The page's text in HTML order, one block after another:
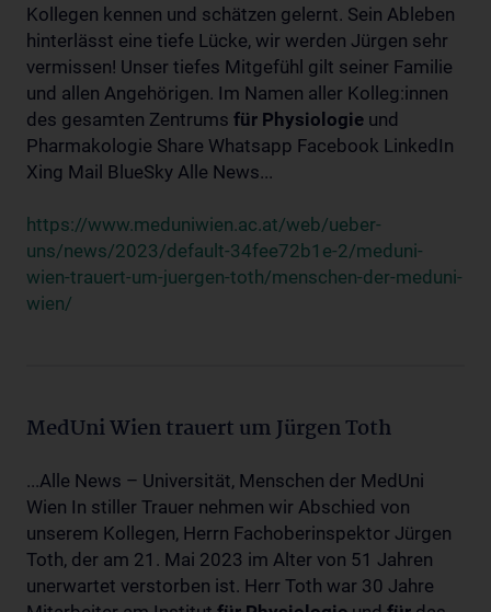
Kollegen kennen und schätzen gelernt. Sein Ableben
hinterlässt eine tiefe Lücke, wir werden Jürgen sehr
vermissen! Unser tiefes Mitgefühl gilt seiner Familie
und allen Angehörigen. Im Namen aller Kolleg:innen
des gesamten Zentrums für Physiologie und
Pharmakologie Share Whatsapp Facebook LinkedIn
Xing Mail BlueSky Alle News...
https://www.meduniwien.ac.at/web/ueber-
uns/news/2023/default-34fee72b1e-2/meduni-
wien-trauert-um-juergen-toth/menschen-der-meduni-
wien/
MedUni Wien trauert um Jürgen Toth
...Alle News – Universität, Menschen der MedUni
Wien In stiller Trauer nehmen wir Abschied von
unserem Kollegen, Herrn Fachoberinspektor Jürgen
Toth, der am 21. Mai 2023 im Alter von 51 Jahren
unerwartet verstorben ist. Herr Toth war 30 Jahre